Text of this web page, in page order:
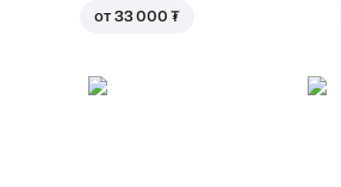
от 33 000 ₮